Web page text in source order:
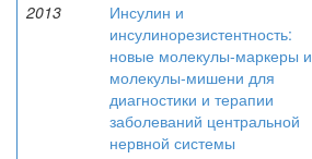
2013
Инсулин и
инсулинорезистентность:
новые молекулы-маркеры и
молекулы-мишени для
диагностики и терапии
заболеваний центральной
нервной системы